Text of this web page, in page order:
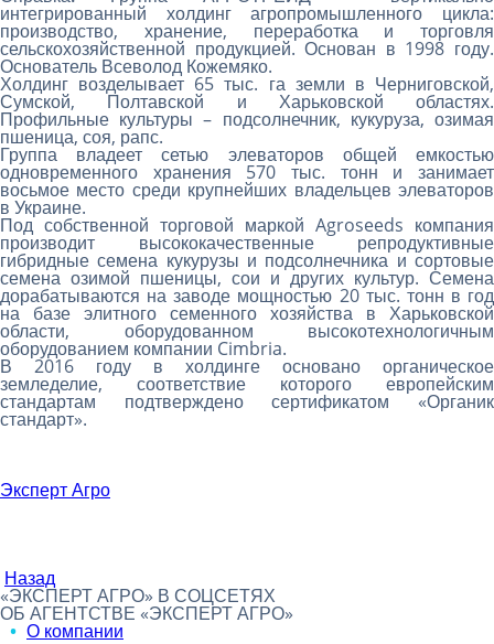
интегрированный холдинг агропромышленного цикла:
производство, хранение, переработка и торговля
сельскохозяйственной продукцией. Основан в 1998 году.
Основатель Всеволод Кожемяко.
Холдинг возделывает 65 тыс. га земли в Черниговской,
Сумской, Полтавской и Харьковской областях.
Профильные культуры – подсолнечник, кукуруза, озимая
пшеница, соя, рапс.
Группа владеет сетью элеваторов общей емкостью
одновременного хранения 570 тыс. тонн и занимает
восьмое место среди крупнейших владельцев элеваторов
в Украине.
Под собственной торговой маркой Agroseeds компания
производит высококачественные репродуктивные
гибридные семена кукурузы и подсолнечника и сортовые
семена озимой пшеницы, сои и других культур. Семена
дорабатываются на заводе мощностью 20 тыс. тонн в год
на базе элитного семенного хозяйства в Харьковской
области, оборудованном высокотехнологичным
оборудованием компании Cimbria.
В 2016 году в холдинге основано органическое
земледелие, соответствие которого европейским
стандартам подтверждено сертификатом «Органик
стандарт».
Эксперт Агро
Назад
«ЭКСПЕРТ АГРО» В СОЦСЕТЯХ
ОБ АГЕНТСТВЕ «ЭКСПЕРТ АГРО»
О компании